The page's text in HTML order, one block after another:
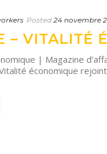
Posted 24 novembre
– VITALITÉ
| Magazine
économique